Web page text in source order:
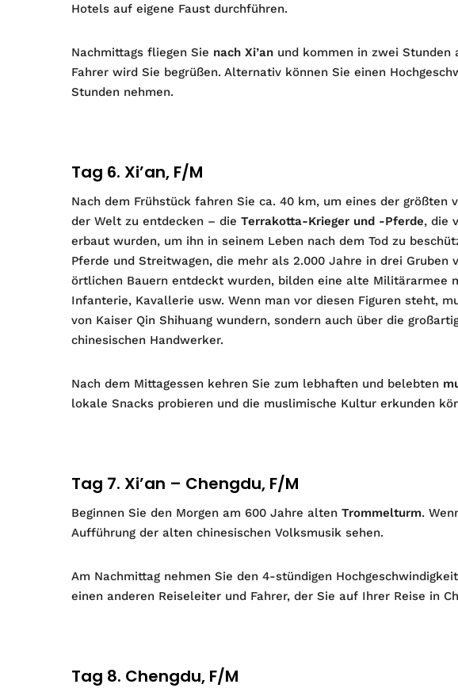
Hotels auf eigene Faust durchführen.
Nachmittags fliegen Sie nach Xi’an und kommen in zwei Stunden
Fahrer wird Sie begrüßen. Alternativ können Sie einen
Stunden nehmen.
Tag 6. Xi’an, F/M
Nach dem Frühstück fahren Sie ca. 40 km, um eines der größten
der Welt zu entdecken – die Terrakotta-Krieger und -Pferde, die
erbaut wurden, um ihn in seinem Leben nach dem Tod zu
Pferde und Streitwagen, die mehr als 2.000 Jahre in drei Gruben
örtlichen Bauern entdeckt wurden, bilden eine alte Militärarmee
Infanterie, Kavallerie usw. Wenn man vor diesen Figuren steht,
von Kaiser Qin Shihuang wundern, sondern auch über die
chinesischen Handwerker.
Nach dem Mittagessen kehren Sie zum lebhaften und belebten
lokale Snacks probieren und die muslimische Kultur erkunden
Tag 7. Xi’an – Chengdu, F/M
Beginnen Sie den Morgen am 600 Jahre alten Trommelturm.
Aufführung der alten chinesischen Volksmusik sehen.
Am Nachmittag nehmen Sie den 4-stündigen
einen anderen Reiseleiter und Fahrer, der Sie auf Ihrer Reise in
Tag 8. Chengdu, F/M